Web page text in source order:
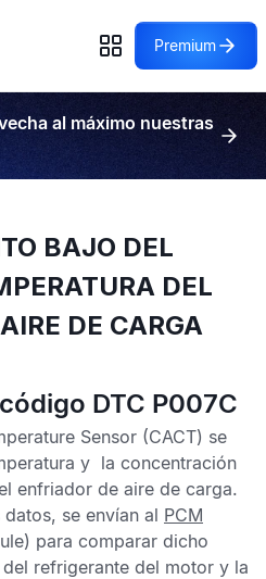
Premium
al máximo nuestras
BAJO DEL
DEL
DE CARGA
DTC P007C
Sensor (CACT) se
y la concentración
enfriador de aire de carga.
se envían al PCM
para comparar dicho
refrigerante del motor y la